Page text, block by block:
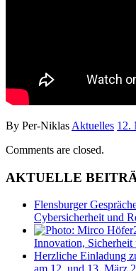
By Per-Niklas Aktuelles 12.
Comments are closed.
AKTUELLE
Flensburger
Cybersicherheit und
Innovation,
Herzliche Einladung